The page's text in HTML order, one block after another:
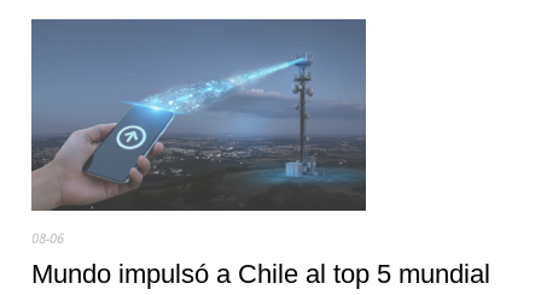
08-06
Mundo impulsó a Chile al top 5 mundial